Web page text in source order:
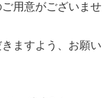
用意がございませ
ますよう、お願い